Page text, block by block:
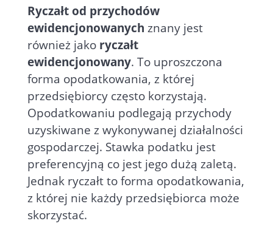
Ryczałt od przychodów
ewidencjonowanych znany jest
również jako ryczałt
ewidencjonowany. To uproszczona
forma opodatkowania, z której
przedsiębiorcy często korzystają.
Opodatkowaniu podlegają przychody
uzyskiwane z wykonywanej działalności
gospodarczej. Stawka podatku jest
preferencyjną co jest jego dużą zaletą.
Jednak ryczałt to forma opodatkowania,
z której nie każdy przedsiębiorca może
skorzystać.